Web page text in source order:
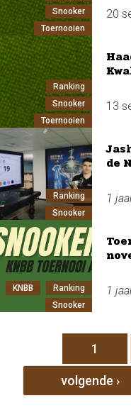
Snooker
Toernooien
20
Ranking
Snooker
Toernooien
13
Ranking
Snooker
de
1
KNBB
Ranking
Snooker
1
1
volgende ›